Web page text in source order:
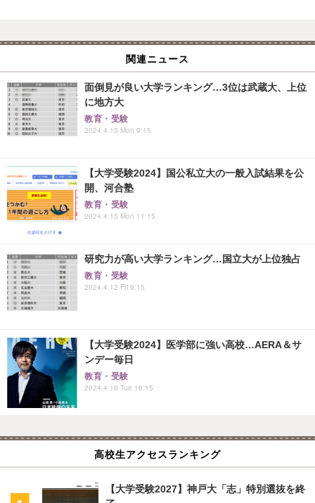
関連ニュース
面倒見が良い大学ランキング…3位は武蔵大、上位
に地方大
教育・受験
2024.4.15 Mon 9:15
【大学受験2024】国公私立大の一般入試結果を公
開、河合塾
教育・受験
2024.4.15 Mon 11:15
研究力が高い大学ランキング…国立大が上位独占
教育・受験
2024.4.12 Fri 9:15
【大学受験2024】医学部に強い高校…AERA＆サ
ンデー毎日
教育・受験
2024.4.16 Tue 18:15
高校生アクセスランキング
【大学受験2027】神戸大「志」特別選抜を終